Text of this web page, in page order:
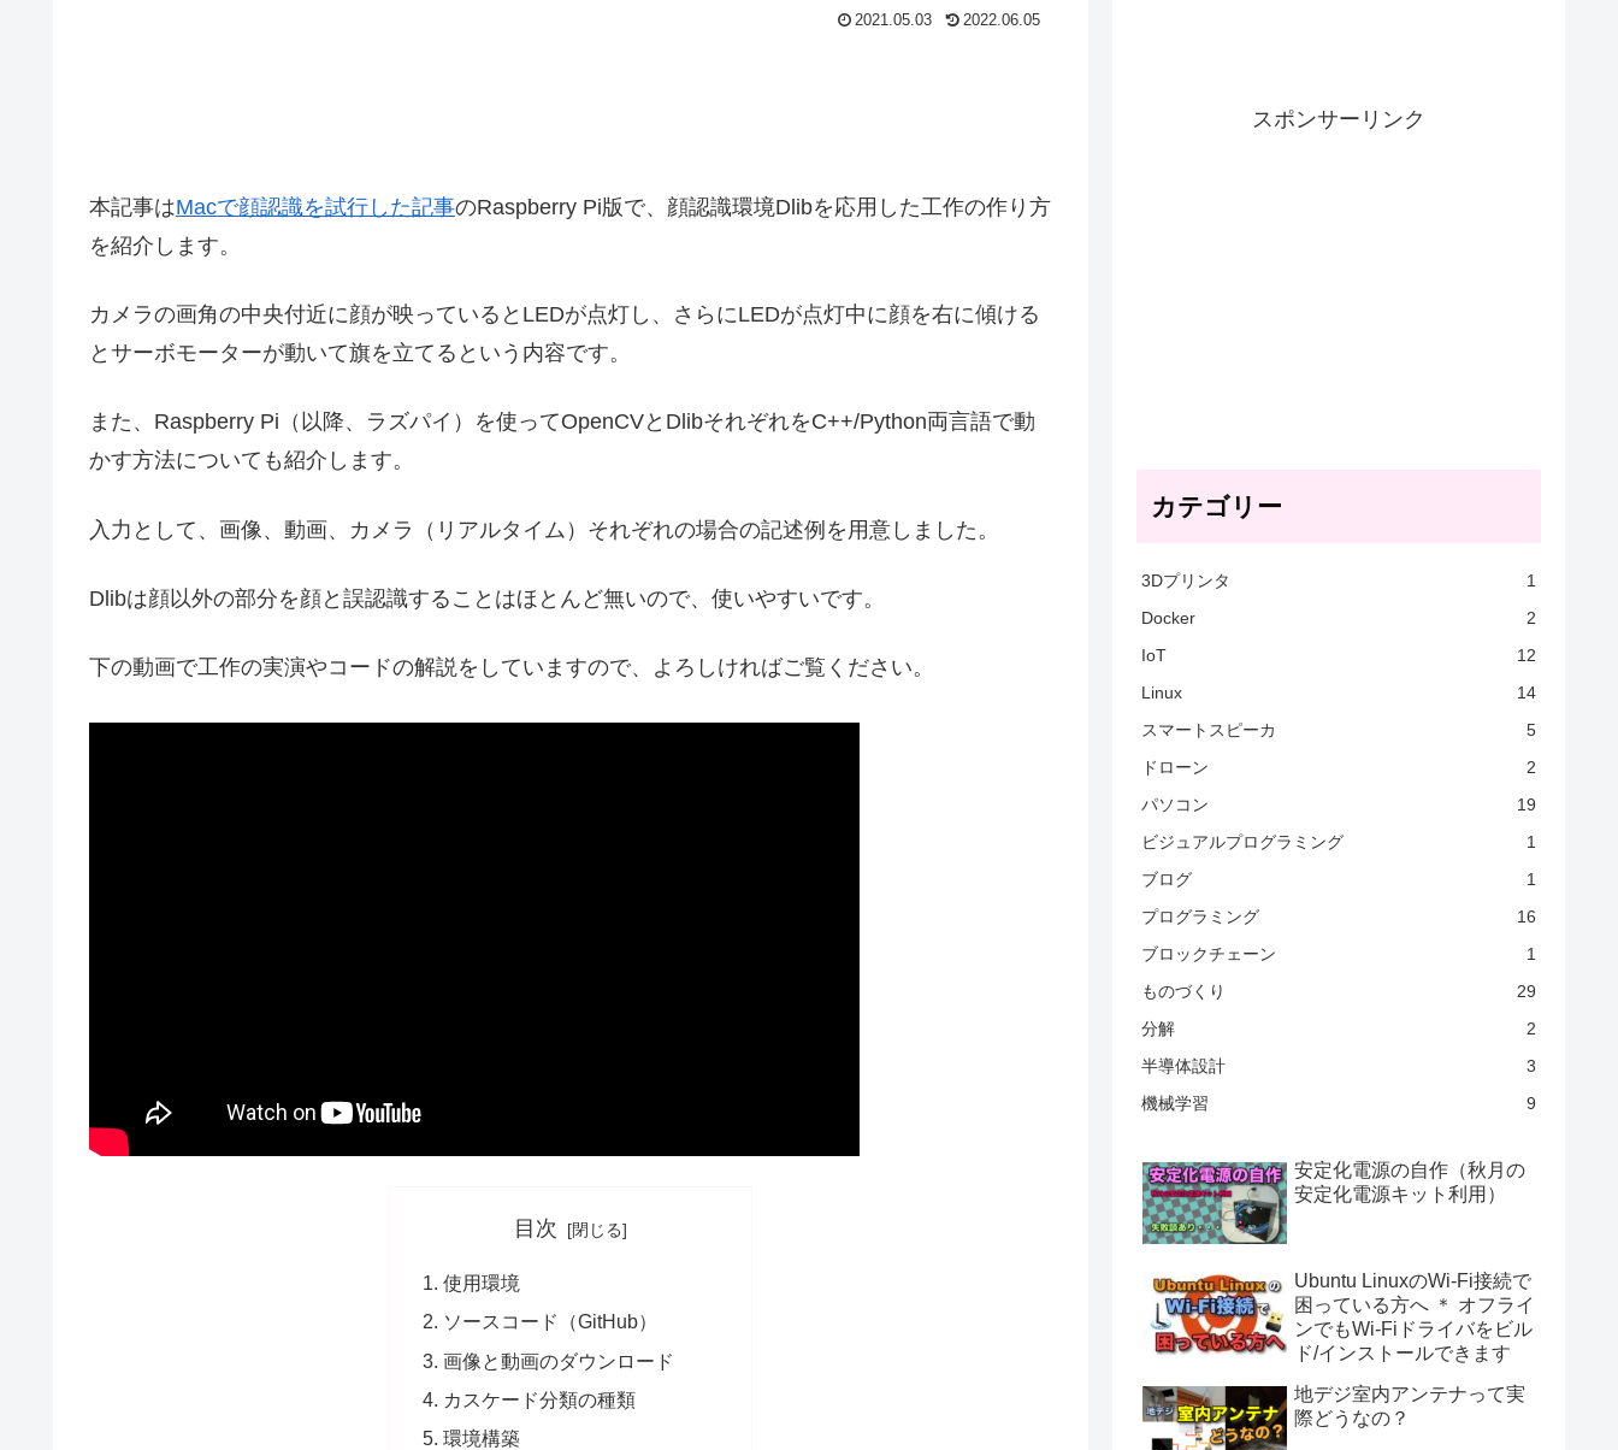
2021.05.03 2022.06.05
本記事はMacで顔認識を試行した記事のRaspberry Pi版で、顔認識環境Dlibを応用した工作の作り方
を紹介します。
カメラの画角の中央付近に顔が映っているとLEDが点灯し、さらにLEDが点灯中に顔を右に傾ける
とサーボモーターが動いて旗を立てるという内容です。
また、Raspberry Pi（以降、ラズパイ）を使ってOpenCVとDlibそれぞれをC++/Python両言語で動
かす方法についても紹介します。
入力として、画像、動画、カメラ（リアルタイム）それぞれの場合の記述例を用意しました。
Dlibは顔以外の部分を顔と誤認識することはほとんど無いので、使いやすいです。
下の動画で工作の実演やコードの解説をしていますので、よろしければご覧ください。
目次
使用環境
ソースコード（GitHub）
画像と動画のダウンロード
カスケード分類の種類
環境構築
スポンサーリンク
カテゴリー
3Dプリンタ
1
Docker
2
IoT
12
Linux
14
スマートスピーカ
5
ドローン
2
パソコン
19
ビジュアルプログラミング
1
ブログ
1
プログラミング
16
ブロックチェーン
1
ものづくり
29
分解
2
半導体設計
3
機械学習
9
安定化電源の自作（秋月の
安定化電源キット利用）
Ubuntu LinuxのWi-Fi接続で
困っている方へ ＊ オフライ
ンでもWi-Fiドライバをビル
ド/インストールできます
地デジ室内アンテナって実
際どうなの？